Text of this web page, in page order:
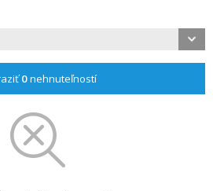
0nehnuteľností